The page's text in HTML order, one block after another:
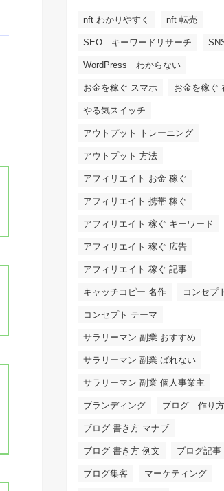
nft わかりやすく nft 転売
SEO キーワードリサーチ
WordPress わからない
お金を稼ぐ スマホ お金を稼ぐ
やる気スイッチ
アウトプット トレーニング
アウトプット 方法
アフィリエイト お金 稼ぐ
アフィリエイト 携帯 稼ぐ
アフィリエイト 稼ぐ キーワード
アフィリエイト 稼ぐ 広告
アフィリエイト 稼ぐ 記事
キャッチコピー 名作 コンセプ
コンセプト テーマ
サラリーマン 副業 おすすめ
サラリーマン 副業 ばれない
サラリーマン 副業 個人事業主
ブランディング ブログ 作り方
ブログ 書き方 マナブ
ブログ 書き方 例文 ブログ記事
ブログ集客 マーケティング